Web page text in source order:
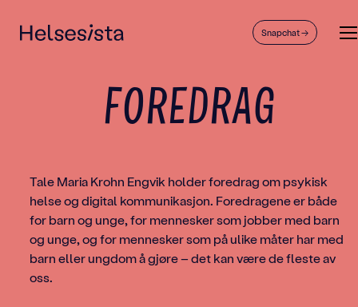
Helsesista Snapchat→
foredrag
Tale Maria Krohn Engvik holder foredrag om psykisk
helse og digital kommunikasjon. Foredragene er både
for barn og unge, for mennesker som jobber med barn
og unge, og for mennesker som på ulike måter har med
barn eller ungdom å gjøre – det kan være de fleste av
oss.